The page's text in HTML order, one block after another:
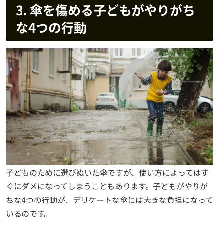
3. 傘を傷める子どもがやりがち
な4つの行動
子どものために選びぬいた傘ですが、使い方によってはす
ぐにダメになってしまうこともあります。子どもがやりが
ちな4つの行動が、デリケートな傘には大きな負担になって
いるのです。